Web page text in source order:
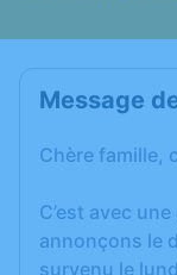
Message
Chère famille,
C’est avec
annonçons le
survenu le